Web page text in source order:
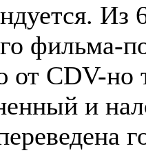
Из
фильма-
CDV-но
и